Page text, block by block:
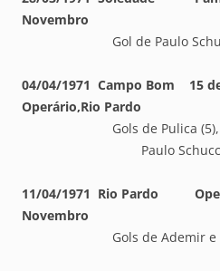
Novembro
Gol de Paulo
04/04/1971 Campo Bom 15
Operário,Rio Pardo
Gols de Pulica
Paulo
11/04/1971 Rio Pardo
Novembro
Gols de Ademir